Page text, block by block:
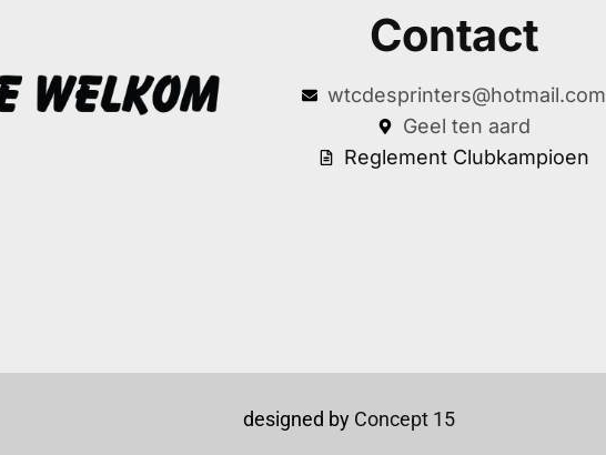
Contact
wtcdesprinters@hotmail.com
Geel ten aard
Reglement Clubkampioen
designed byConcept 15